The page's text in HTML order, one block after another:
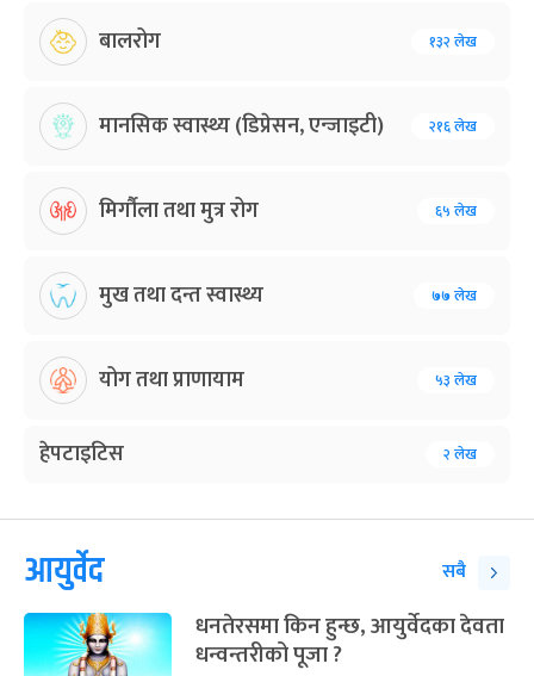
बालरोग १३२ लेख
मानसिक स्वास्थ्य (डिप्रेसन, एन्जाइटी) २१६ लेख
मिर्गौला तथा मुत्र रोग ६५ लेख
मुख तथा दन्त स्वास्थ्य ७७ लेख
योग तथा प्राणायाम ५३ लेख
हेपटाइटिस २ लेख
आयुर्वेद सबै
धनतेरसमा किन हुन्छ, आयुर्वेदका देवता
धन्वन्तरीको पूजा ?